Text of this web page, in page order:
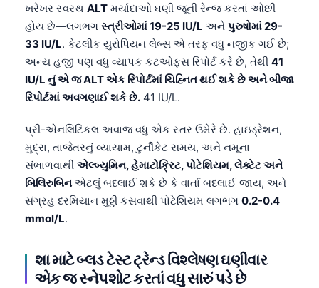
ખરેખર સ્વસ્થ ALT મર્યાદાઓ ઘણી જૂની રેન્જ કરતાં ઓછી
હોય છે—લગભગ સ્ત્રીઓમાં 19-25 IU/L અને પુરુષોમાં 29-
33 IU/L. કેટલીક યુરોપિયન લેબ્સ એ તરફ વધુ નજીક ગઈ છે;
અન્ય હજી પણ વધુ વ્યાપક કટઓફ્સ રિપોર્ટ કરે છે, તેથી 41
IU/L નું એ જ ALT એક રિપોર્ટમાં ચિહ્નિત થઈ શકે છે અને બીજા
રિપોર્ટમાં અવગણાઈ શકે છે. 41 IU/L.
પ્રી-એનલિટિકલ અવાજ વધુ એક સ્તર ઉમેરે છે. હાઇડ્રેશન,
મુદ્રા, તાજેતરનું વ્યાયામ, ટુર્નીકેટ સમય, અને નમૂના
સંભાળવાથી એલ્બ્યુમિન, હેમાટોક્રિટ, પોટેશિયમ, લેક્ટેટ અને
બિલિરુબિનએટલું બદલાઈ શકે છે કે વાર્તા બદલાઈ જાય, અને
સંગ્રહ દરમિયાન મુઠ્ઠી કસવાથી પોટેશિયમ લગભગ 0.2-0.4
mmol/L.
શા માટે બ્લડ ટેસ્ટ ટ્રેન્ડ વિશ્લેષણ ઘણીવાર
એક જ સ્નેપશોટ કરતાં વધુ સારું પડે છે